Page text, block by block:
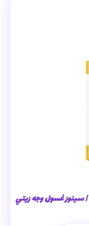
SiNOZ Face Cleansing Oil ٤٠٠ML | سينوز غسول وجه زيتي